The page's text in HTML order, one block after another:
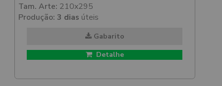
Tam. Arte: 210x295
Produção: 3 dias úteis
Gabarito
Detalhe